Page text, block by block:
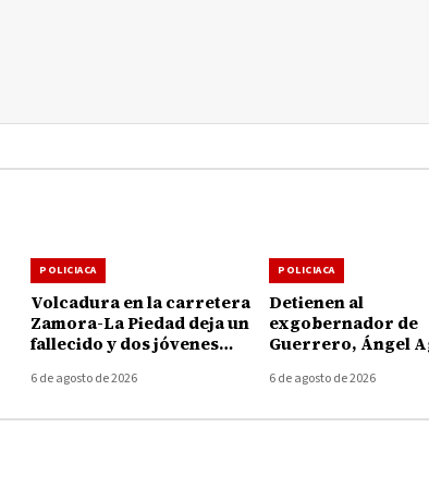
POLICIACA
Volcadura en la carretera
Zamora-La Piedad deja un
fallecido y dos jóvenes
6 de agosto de 2026
POLICIACA
Detienen al
exgobernador de
Guerrero, Ángel
encubrimiento en
6 de agosto de 2026